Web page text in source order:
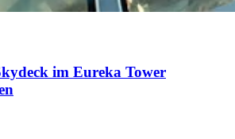
im Eureka Tower